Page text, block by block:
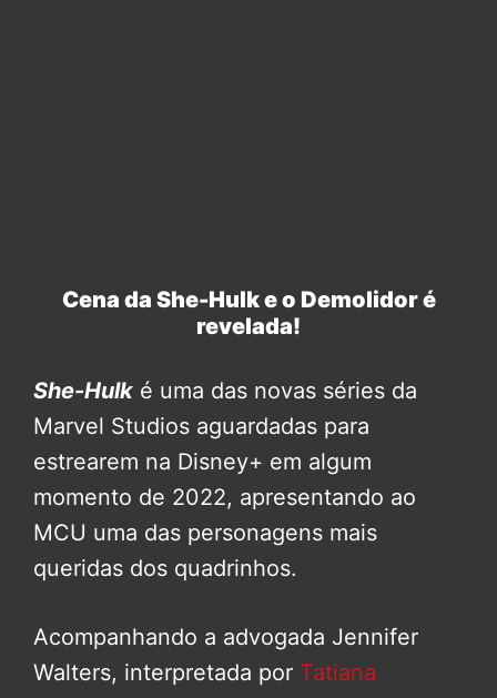
Cena da She-Hulk e o Demolidor é
revelada!
She-Hulk é uma das novas séries da
Marvel Studios aguardadas para
estrearem na Disney+ em algum
momento de 2022, apresentando ao
MCU uma das personagens mais
queridas dos quadrinhos.
Acompanhando a advogada Jennifer
Walters, interpretada por Tatiana